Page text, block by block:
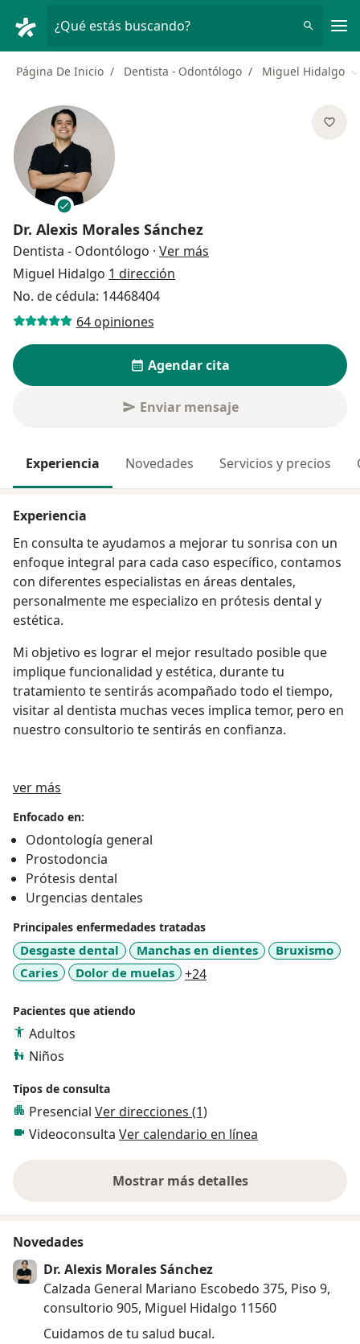
¿Qué estás buscando?
Página De Inicio Dentista - Odontólogo Miguel Hidalgo
Dr. Alexis Morales Sánchez
Dentista - Odontólogo · Ver más
Miguel Hidalgo 1 dirección
No. de cédula: 14468404
64 opiniones
Agendar cita
Enviar mensaje
Experiencia Novedades Servicios y precios
Experiencia
En consulta te ayudamos a mejorar tu sonrisa con un
enfoque integral para cada caso específico, contamos
con diferentes especialistas en áreas dentales,
personalmente me especializo en prótesis dental y
estética.
Mi objetivo es lograr el mejor resultado posible que
implique funcionalidad y estética, durante tu
tratamiento te sentirás acompañado todo el tiempo,
visitar al dentista muchas veces implica temor, pero en
nuestro consultorio te sentirás en confianza.
ver más
Enfocado en:
Odontología general
Prostodoncia
Prótesis dental
Urgencias dentales
Principales enfermedades tratadas
Desgaste dental Manchas en dientes
Bruxismo
Caries
Dolor de muelas +24a11y_sr_more_diseases
Pacientes que atiendo
Adultos
Niños
Tipos de consulta
Presencial Ver direcciones (1)
Videoconsulta Ver calendario en línea
Mostrar más detalles
sobre la experiencia
Novedades
Dr. Alexis Morales Sánchez
Calzada General Mariano Escobedo 375, Piso 9,
consultorio 905, Miguel Hidalgo 11560
Cuidamos de tu salud bucal.